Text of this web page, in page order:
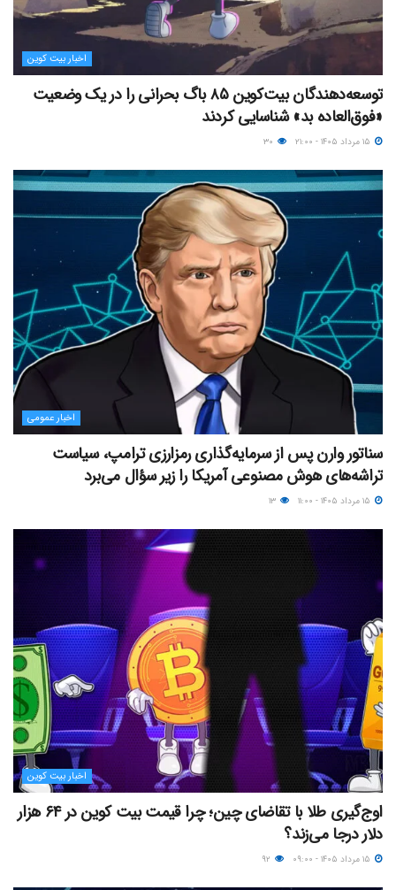
اخبار بیت کوین
توسعه‌دهندگان بیت‌کوین ۸۵ باگ بحرانی را در یک وضعیت
«فوق‌العاده بد» شناسایی کردند
اخبار عمومی
سناتور وارن پس از سرمایه‌گذاری رمزارزی ترامپ، سیاست
تراشه‌های هوش مصنوعی آمریکا را زیر سؤال می‌برد
اخبار بیت کوین
اوج‌گیری طلا با تقاضای چین؛ چرا قیمت بیت کوین در ۶۴ هزار
دلار درجا می‌زند؟